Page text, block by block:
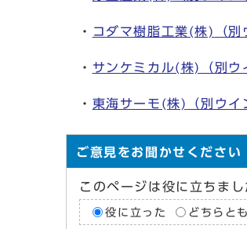
・ コダマ樹脂工業(株) （
・ サンケミカル(株) （別
・ 東海サーモ(株) （別ウイ
ご意見をお聞かせください
このページは役に立ちまし
役に立った どちらと